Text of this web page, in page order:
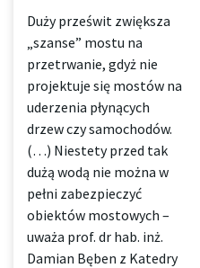
Duży prześwit zwiększa
„szanse” mostu na
przetrwanie, gdyż nie
projektuje się mostów na
uderzenia płynących
drzew czy samochodów.
(…) Niestety przed tak
dużą wodą nie można w
pełni zabezpieczyć
obiektów mostowych –
uważa prof. dr hab. inż.
Damian Bęben z Katedry